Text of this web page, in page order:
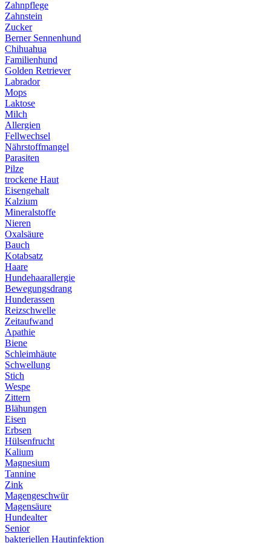
Zahnpflege
Zahnstein
Zucker
Berner Sennenhund
Chihuahua
Familienhund
Golden Retriever
Labrador
Mops
Laktose
Milch
Allergien
Fellwechsel
Nährstoffmangel
Parasiten
Pilze
trockene Haut
Eisengehalt
Kalzium
Mineralstoffe
Nieren
Oxalsäure
Bauch
Kotabsatz
Haare
Hundehaarallergie
Bewegungsdrang
Hunderassen
Reizschwelle
Zeitaufwand
Apathie
Biene
Schleimhäute
Schwellung
Stich
Wespe
Zittern
Blähungen
Eisen
Erbsen
Hülsenfrucht
Kalium
Magnesium
Tannine
Zink
Magengeschwür
Magensäure
Hundealter
Senior
bakteriellen Hautinfektion